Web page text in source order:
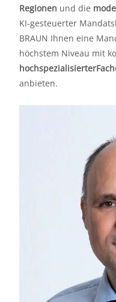
Regionen und die
KI-gesteuerter
BRAUN Ihnen eine
höchstem Niveau mit
anbieten.